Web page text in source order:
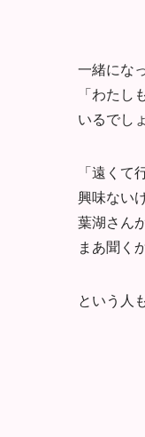
一緒にな
「わたし
いるでし
「遠くて
興味ない
葉湖さん
まあ聞く
という人